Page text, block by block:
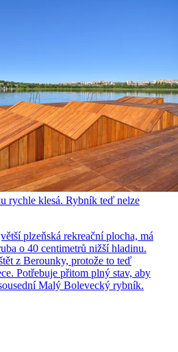
rychle klesá. Rybník teď nelze
plzeňská rekreační plocha, má
o 40 centimetrů nižší hladinu.
z Berounky, protože to teď
Potřebuje přitom plný stav, aby
Malý Bolevecký rybník.